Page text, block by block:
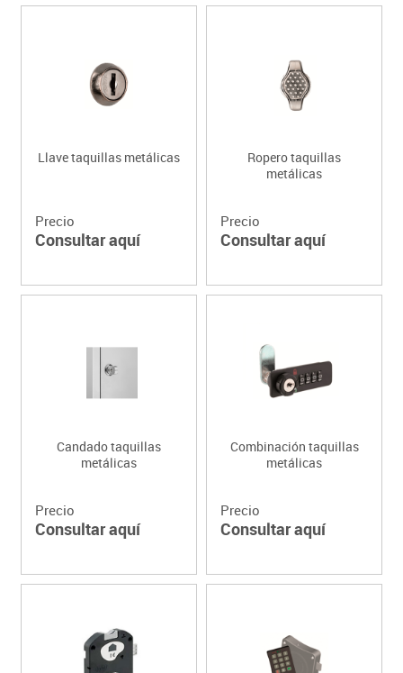
Llave taquillas metálicas
Precio
Consultar aquí
Ropero taquillas
metálicas
Precio
Consultar aquí
Candado taquillas
metálicas
Precio
Consultar aquí
Combinación taquillas
metálicas
Precio
Consultar aquí